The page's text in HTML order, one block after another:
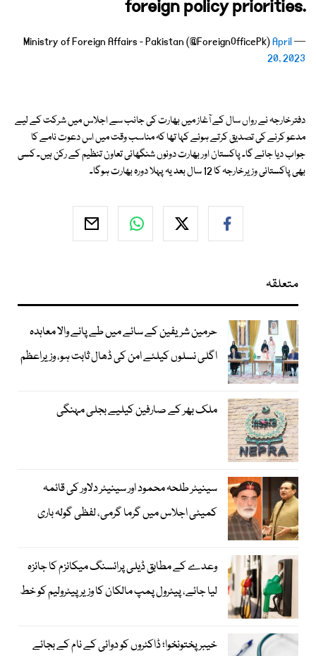
foreign policy priorities.
— Ministry of Foreign Affairs - Pakistan (@ForeignOfficePk)
April
20, 2023
دفترخارجہ نے رواں سال کے آغاز میں بھارت کی جانب سے اجلاس میں شرکت کے لیے
مدعو کرنے کی تصدیق کرتے ہوئے کہا تھا کہ مناسب وقت میں اس دعوت نامے کا
جواب دیا جائے گا۔ پاکستان اور بھارت دونوں شنگھائی تعاون تنظیم کے رکن ہیں۔ کسی
بھی پاکستانی وزیرخارجہ کا 12 سال بعد یہ پہلا دورہ بھارت ہوگا۔
متعلقہ
حرمین شریفین کے سائے میں طے پانے والا معاہدہ
اگلی نسلوں کیلئے امن کی ڈھال ثابت ہو، وزیراعظم
ملک بھر کے صارفین کیلیے بجلی مہنگی
سینیٹر طلحہ محمود اور سینیٹر دلاور کی قائمہ
کمیٹی اجلاس میں گرما گرمی، لفظی گولہ باری
وعدے کے مطابق ڈیلی پرائسنگ میکانزم کا جائزہ
لیا جائے، پیٹرول پمپ مالکان کا وزیرپیٹرولیم کو خط
خیبرپختونخوا؛ ڈاکٹروں کو دوائی کے نام کے بجائے